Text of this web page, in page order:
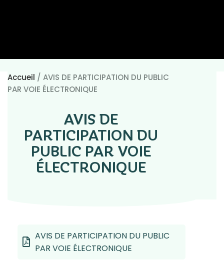
Accueil / AVIS DE PARTICIPATION DU PUBLIC
PAR VOIE ÉLECTRONIQUE
AVIS DE
PARTICIPATION DU
PUBLIC PAR VOIE
ÉLECTRONIQUE
AVIS DE PARTICIPATION DU PUBLIC
PAR VOIE ÉLECTRONIQUE